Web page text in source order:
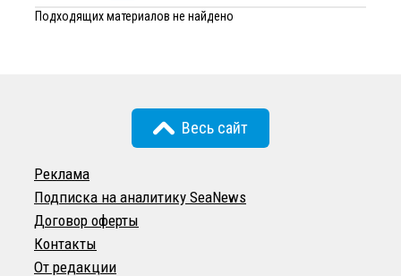
Подходящих материалов не найдено
Весь сайт
Реклама
Подписка на аналитику SeaNews
Договор оферты
Контакты
От редакции